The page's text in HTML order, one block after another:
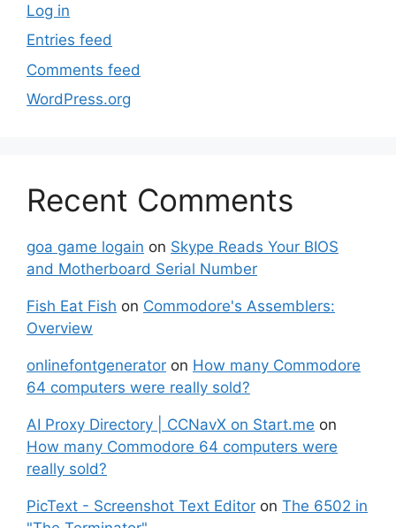
Log in
Entries feed
Comments feed
WordPress.org
Recent Comments
goa game logain on Skype Reads Your BIOS
and Motherboard Serial Number
Fish Eat Fish on Commodore's Assemblers:
Overview
onlinefontgenerator on How many Commodore
64 computers were really sold?
AI Proxy Directory | CCNavX on Start.me on
How many Commodore 64 computers were
really sold?
PicText - Screenshot Text Editor on The 6502 in